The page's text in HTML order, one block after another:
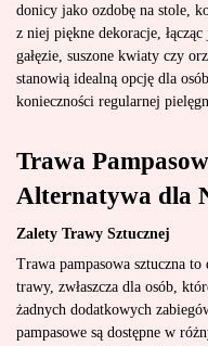
donicy jako ozdobę na stole,
z niej piękne dekoracje,
gałęzie, suszone kwiaty czy
stanowią idealną opcję dla
konieczności regularnej
Trawa
Alternatywa dla
Zalety Trawy Sztucznej
Trawa pampasowa sztuczna
trawy, zwłaszcza dla osób,
żadnych dodatkowych
pampasowe są dostępne w